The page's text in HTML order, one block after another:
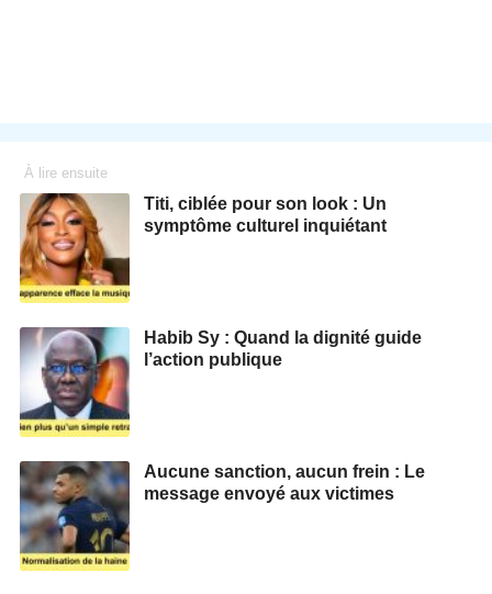
À lire ensuite
Titi, ciblée pour son look : Un
symptôme culturel inquiétant
Habib Sy : Quand la dignité guide
l’action publique
Aucune sanction, aucun frein : Le
message envoyé aux victimes